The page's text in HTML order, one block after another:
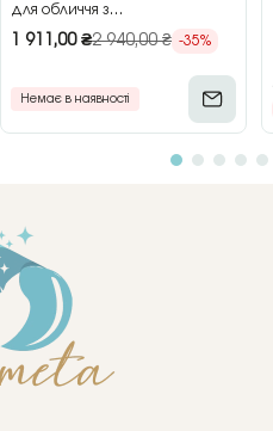
для обличчя з
2×15 мл
1 911,00₴2 940,00₴ -35%
Немає в наявності